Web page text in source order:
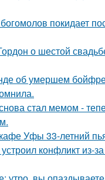
покидает
о шестой
об умершем
стал мемом -
Уфы 33-летний
конфликт из-